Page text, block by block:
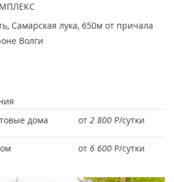
Самарская лука, 650м от причала
Волги
дома от 2 800 Р/сутки
от 6 600 Р/сутки